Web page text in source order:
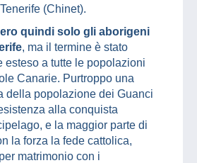
(Chinet).
quindi solo gli aborigeni
, ma il termine è stato
esteso a tutte le popolazioni
Canarie. Purtroppo una
della popolazione dei Guanci
alla conquista
e la maggior parte di
la forza la fede cattolica,
matrimonio con i